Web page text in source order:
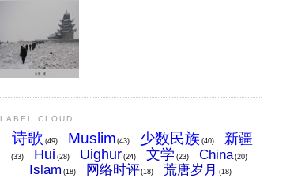
LABEL CLOUD
诗歌 (49) Muslim (43) 少数民族 (40) 新疆
(33) Hui (28) Uighur (24) 文学 (23) China (20)
Islam (18) 网络时评(18) 荒唐岁月 (18)